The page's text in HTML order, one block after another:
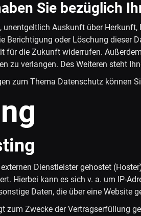
Sie bezüglich
unentgeltlich Auskunft über
Berichtigung oder Löschung dieser
für die Zukunft widerrufen.
zu verlangen. Des Weiteren steht
zum Thema Datenschutz können
Dienstleister gehostet
Hierbei kann es sich v. a. um IP-
Daten, die über eine Website
zum Zwecke der Vertragserfüllung